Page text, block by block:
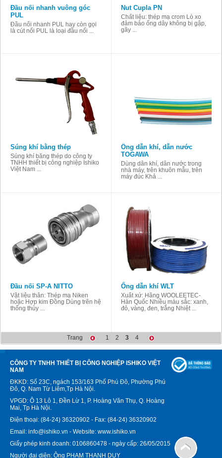
Đầu nối nhanh vuông góc
PUL
Đầu nối nhanh PUL hay còn gọi
là cút nối PUL là loại đầu nối ...
Nut Cupla PN
Chất liệu: thép mạ crom Lò xo
đảm bảo ống dây không bị gập,
gãy ...
Súng khí bằng thép
Súng khí bằng thép do công ty
TNHH thiết bị công nghiệp Ishiko
Việt Nam ...
Ống dẫn khí, dẫn nước
TOGAWA
Dùng dẫn khí, dẫn nước trong
nhà máy, trên khuôn mẫu, trên
máy đúc Khả ...
Đầu nối SP-A NITTO
Vật liệu thân: Thép mạ Niken
hoặc Hợp kim Đồng Dùng trên hệ
thống thủy ...
Ống dẫn khí WLT
Xuất xứ: Hãng WOOLEETEC-
Hàn Quốc Nhiều màu sắc: xanh,
đỏ, vàng, đen, trắng Nhiệt ...
Trang 1 2 3 4
CÔNG TY TNHH THIẾT BỊ CÔNG NGHIỆP ISHIKO VIỆT
NAM
ĐKKD: Số 23C, ngách 153/163 Phố Phú Đô, Phường Phú
Đô, Q. Nam Từ Liêm,Tp Hà Nội.
VPGD: Ô 13 Lô 1, Đền Lừ 1, P. Hoàng Văn Thụ, Q. Hoàng
Mai, Tp Hà Nội.
Điện thoại: (84-24) 36320902 - Fax: (84-24) 36320902
Email: info@ishiko.vn - Website: www.ishiko.vn
Giấy phép kinh doanh: 0106860478 - ngày cấp: 26/05/2015
Người đại diện: Ông PHẠM THANH DUY